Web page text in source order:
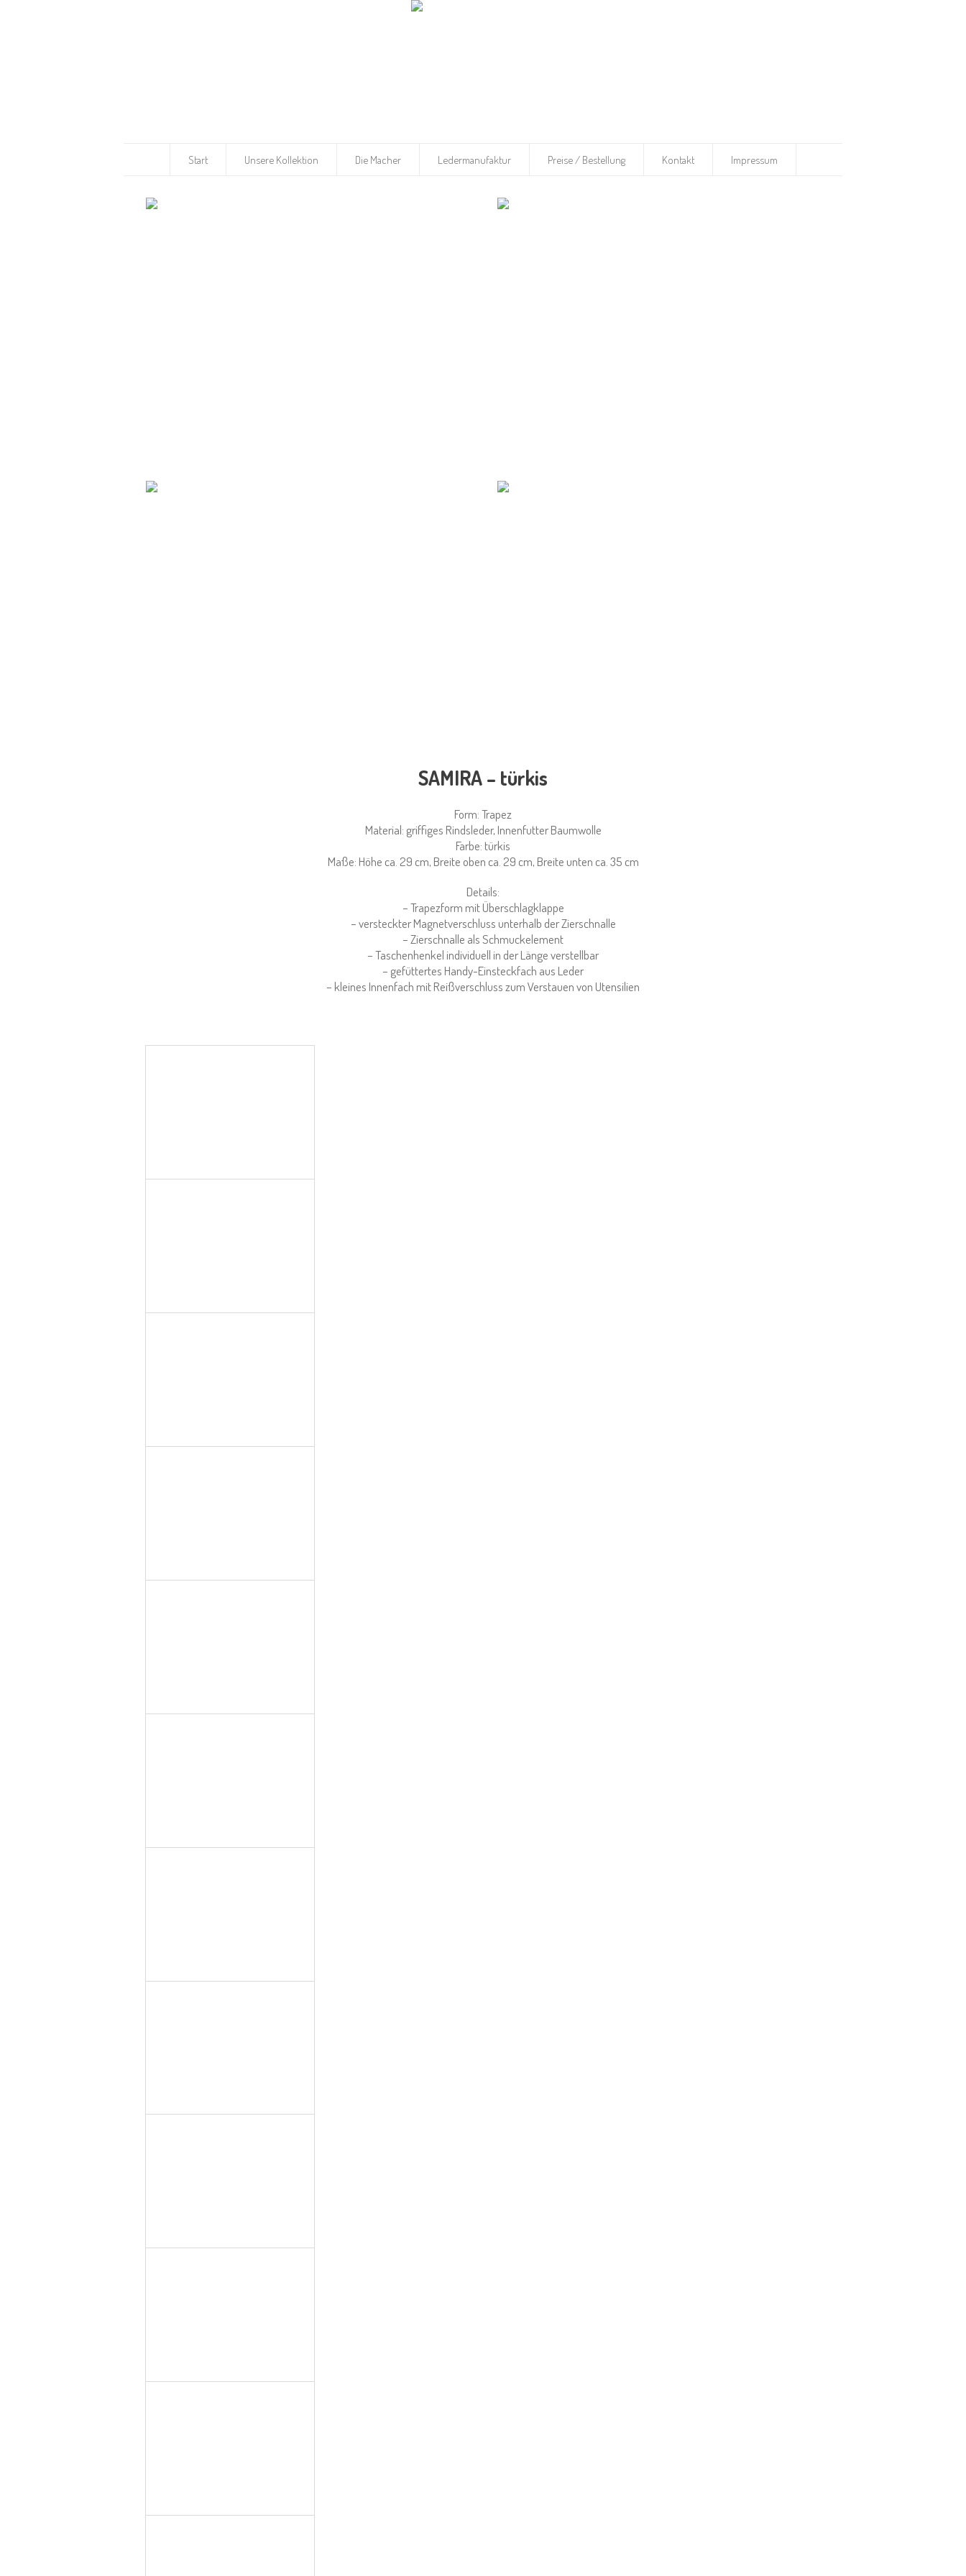
Start Unsere Kollektion Die Macher Ledermanufaktur Preise / Bestellung Kontakt Impressum
SAMIRA – türkis
Form: Trapez
Material: griffiges Rindsleder, Innenfutter Baumwolle
Farbe: türkis
Maße: Höhe ca. 29 cm, Breite oben ca. 29 cm, Breite unten ca. 35 cm
Details:
– Trapezform mit Überschlagklappe
– versteckter Magnetverschluss unterhalb der Zierschnalle
– Zierschnalle als Schmuckelement
– Taschenhenkel individuell in der Länge verstellbar
– gefüttertes Handy-Einsteckfach aus Leder
– kleines Innenfach mit Reißverschluss zum Verstauen von Utensilien